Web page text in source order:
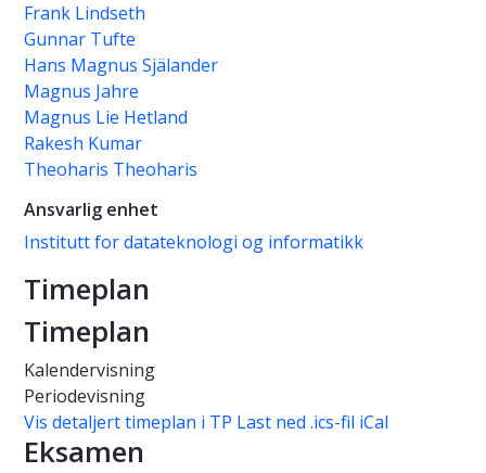
Frank Lindseth
Gunnar Tufte
Hans Magnus Själander
Magnus Jahre
Magnus Lie Hetland
Rakesh Kumar
Theoharis Theoharis
Ansvarlig enhet
Institutt for datateknologi og informatikk
Timeplan
Timeplan
Kalendervisning
Periodevisning
Vis detaljert timeplan i TP Last ned .ics-fil iCal
Eksamen